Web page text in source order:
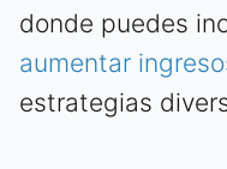
donde puedes
aumentar
estrategias